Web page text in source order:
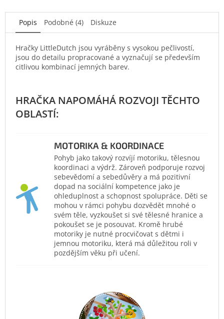
Popis Podobné (4) Diskuze
Hračky LittleDutch jsou vyráběny s vysokou pečlivostí,
jsou do detailu propracované a vyznačují se především
citlivou kombinací jemných barev.
MOTORIKA & KOORDINACE
Pohyb jako takový rozvíjí motoriku, tělesnou
koordinaci a výdrž. Zároveň podporuje rozvoj
sebevědomí a sebedůvěry a má pozitivní
dopad na sociální kompetence jako je
ohleduplnost a schopnost spolupráce. Děti se
mohou v rámci pohybu dozvědět mnohé o
svém těle, vyzkoušet si své tělesné hranice a
pokoušet se je posouvat. Kromě hrubé
motoriky je nutné procvičovat s dětmi i
jemnou motoriku, která má důležitou roli v
pozdějším věku při učení.